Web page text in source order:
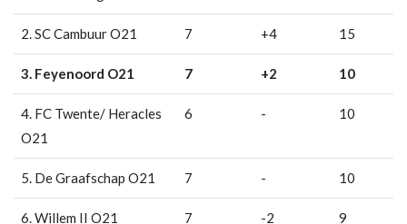
2. SC Cambuur O21 7 +4 15
3. Feyenoord O21 7 +2 10
4. FC Twente/ Heracles
O21
6 - 10
5. De Graafschap O21 7 - 10
6. Willem II O21 7 -2 9